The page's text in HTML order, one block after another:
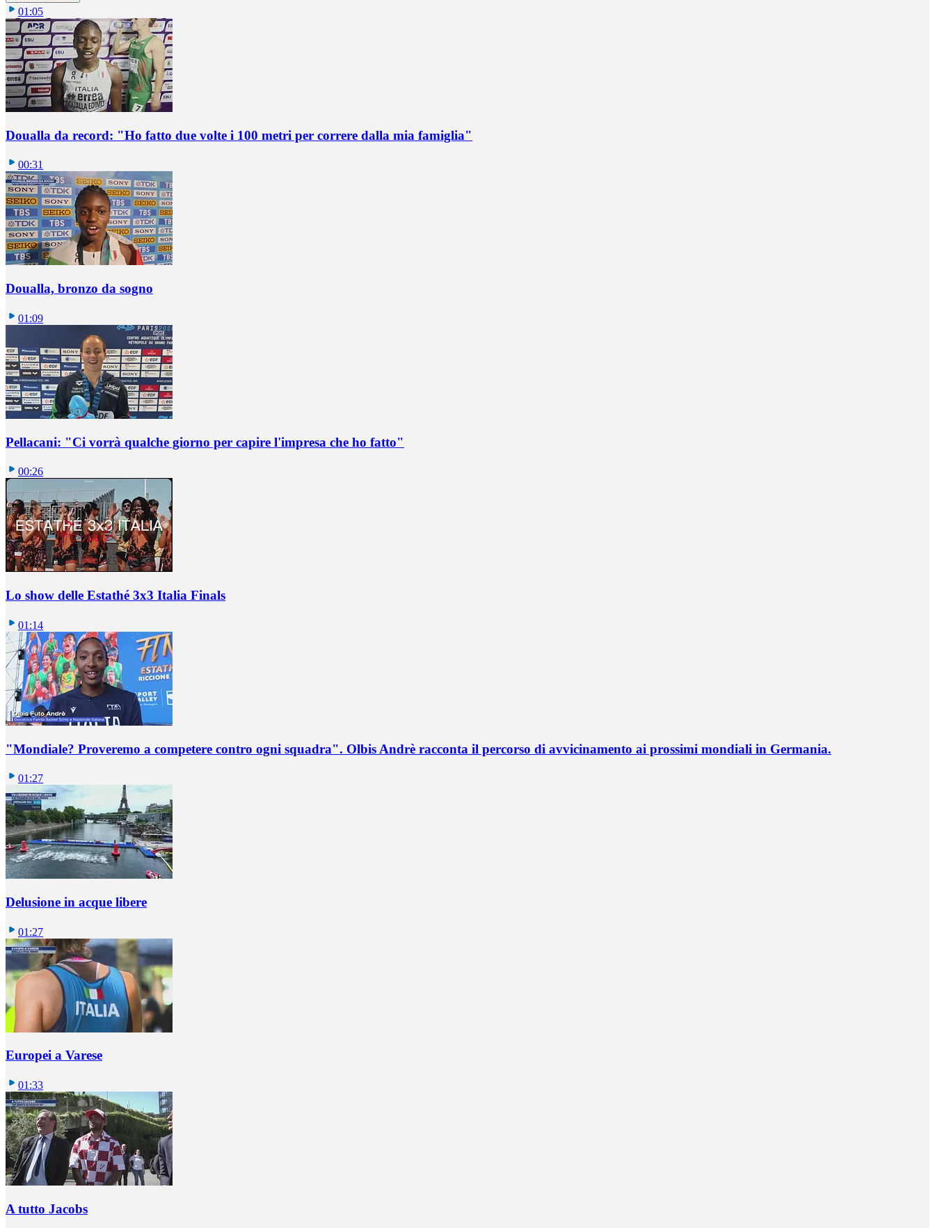
01:05
Doualla da record: "Ho fatto due volte i 100 metri per correre dalla mia famiglia"
00:31
Doualla, bronzo da sogno
01:09
Pellacani: "Ci vorrà qualche giorno per capire l'impresa che ho fatto"
00:26
Lo show delle Estathé 3x3 Italia Finals
01:14
"Mondiale? Proveremo a competere contro ogni squadra". Olbis Andrè racconta il percorso di avvicinamento ai prossimi mondiali in Germania.
01:27
Delusione in acque libere
01:27
Europei a Varese
01:33
A tutto Jacobs